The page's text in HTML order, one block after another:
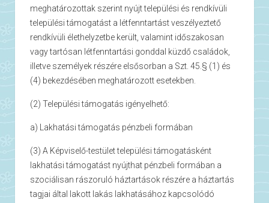
meghatározottak szerint nyújt települési és rendkívüli
települési támogatást a létfenntartást veszélyeztető
rendkívüli élethelyzetbe került, valamint időszakosan
vagy tartósan létfenntartási gonddal küzdő családok,
illetve személyek részére elsősorban a Szt. 45.§ (1) és
(4) bekezdésében meghatározott esetekben.
(2) Települési támogatás igényelhető:
a) Lakhatási támogatás pénzbeli formában
(3) A Képviselő-testület települési támogatásként
lakhatási támogatást nyújthat pénzbeli formában a
szociálisan rászoruló háztartások részére a háztartás
tagjai által lakott lakás lakhatásához kapcsolódó